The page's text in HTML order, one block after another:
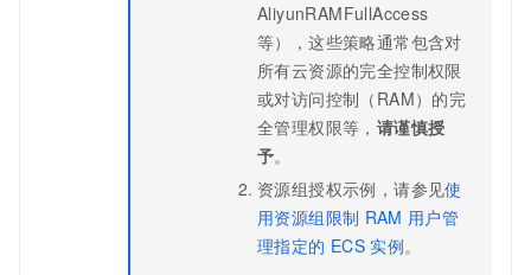
AliyunRAMFullAccess
等），这些策略通常包含对
所有云资源的完全控制权限
或对访问控制（RAM）的完
全管理权限等， 请谨慎授
予。
资源组授权示例，请参见使
用资源组限制 RAM 用户管
理指定的 ECS 实例。